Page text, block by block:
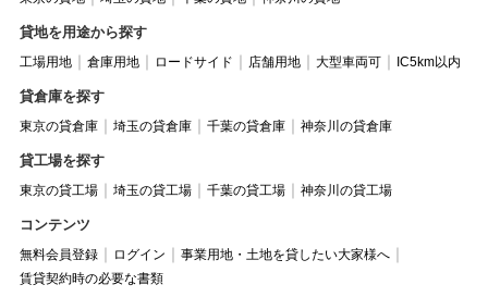
貸地を用途から探す
工場用地 倉庫用地 ロードサイド 店舗用地 大型車両可 IC5km以内
貸倉庫を探す
東京の貸倉庫 埼玉の貸倉庫 千葉の貸倉庫 神奈川の貸倉庫
貸工場を探す
東京の貸工場 埼玉の貸工場 千葉の貸工場 神奈川の貸工場
コンテンツ
無料会員登録 ログイン
事業用地・土地を貸したい大家様へ
賃貸契約時の必要な書類